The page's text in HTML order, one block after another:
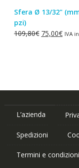
originale
87,84€.
Sfera Ø 13/32"
pzi)
109,80€ Il
75,00€IlIVA
L’azienda
Spedizioni
Termini e condizioni